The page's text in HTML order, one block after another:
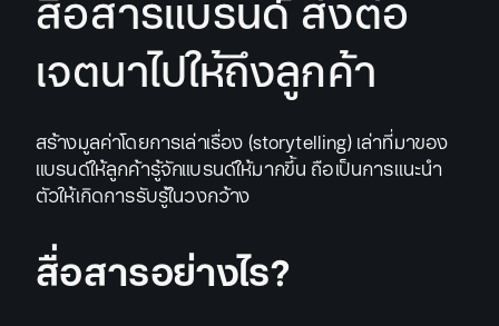
เจตนาไปให้ถึงลูกค้า
สร้างมูลค่าโดยการเล่าเรื่อง (storytelling) เล่าที่มาของ
แบรนด์ให้ลูกค้ารู้จักแบรนด์ให้มากขึ้น ถือเป็นการแนะนำ
ตัวให้เกิดการรับรู้ในวงกว้าง
สื่อสารอย่างไร?